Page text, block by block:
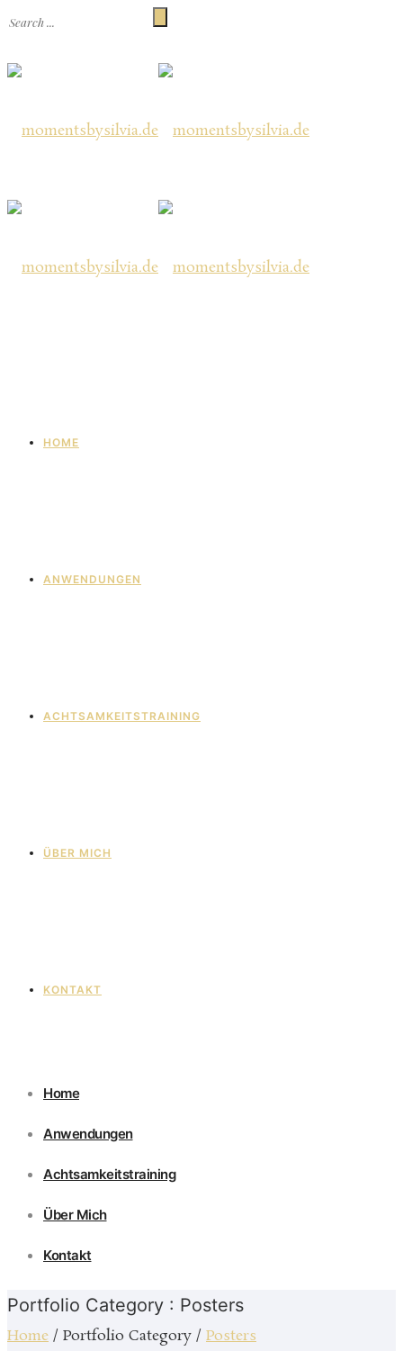
HOME
ANWENDUNGEN
ACHTSAMKEITSTRAINING
ÜBER MICH
KONTAKT
Home
Anwendungen
Achtsamkeitstraining
Über Mich
Kontakt
Portfolio Category : Posters
Home / Portfolio Category / Posters